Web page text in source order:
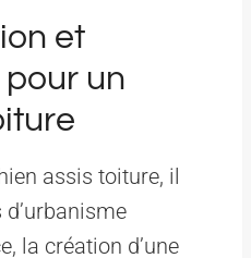
et
un
assis toiture, il
la création d’une